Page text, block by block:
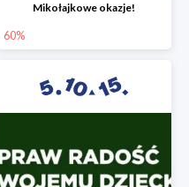
Mikołajkowe okazje!
60%